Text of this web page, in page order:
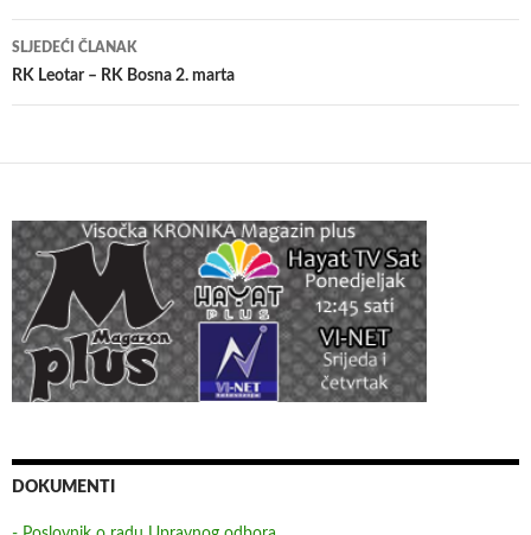
SLJEDEĆI ČLANAK
RK Leotar – RK Bosna 2. marta
DOKUMENTI